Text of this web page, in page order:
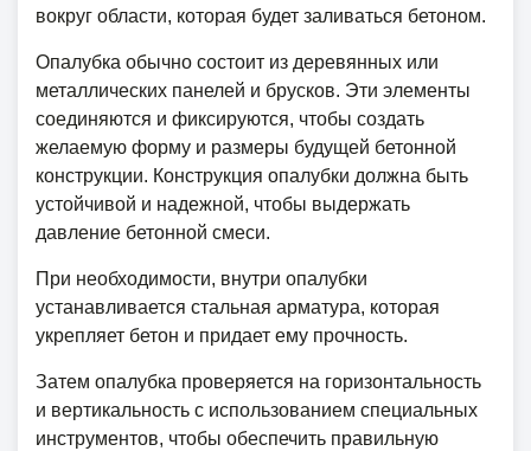
вокруг области, которая будет заливаться бетоном.
Опалубка обычно состоит из деревянных или
металлических панелей и брусков. Эти элементы
соединяются и фиксируются, чтобы создать
желаемую форму и размеры будущей бетонной
конструкции. Конструкция опалубки должна быть
устойчивой и надежной, чтобы выдержать
давление бетонной смеси.
При необходимости, внутри опалубки
устанавливается стальная арматура, которая
укрепляет бетон и придает ему прочность.
Затем опалубка проверяется на горизонтальность
и вертикальность с использованием специальных
инструментов, чтобы обеспечить правильную